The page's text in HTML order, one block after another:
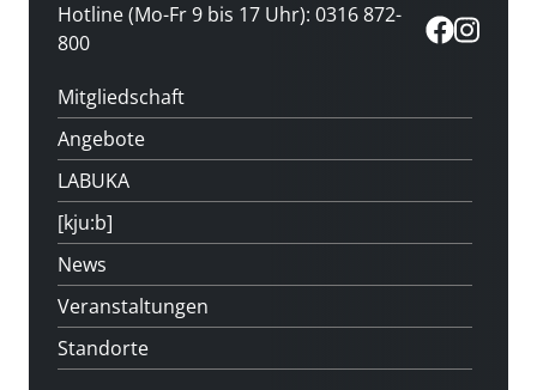
Hotline (Mo-Fr 9 bis 17 Uhr): 0316 872-
800
Mitgliedschaft
Angebote
LABUKA
[kju:b]
News
Veranstaltungen
Standorte